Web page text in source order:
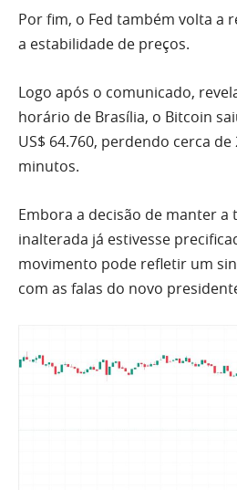
Por fim, o Fed também volta a
a estabilidade de preços.
Logo após o comunicado,
horário de Brasília, o Bitcoin
US$ 64.760, perdendo cerca
minutos.
Embora a decisão de manter a
inalterada já estivesse
movimento pode refletir um
com as falas do novo